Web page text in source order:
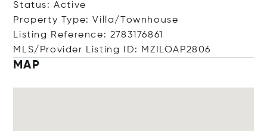
Status: Active
Property Type: Villa/Townhouse
Listing Reference: 2783176861
MLS/Provider Listing ID: MZILOAP2806
MAP